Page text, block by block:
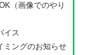
（画像でのやり
イス
ミングのお知らせ